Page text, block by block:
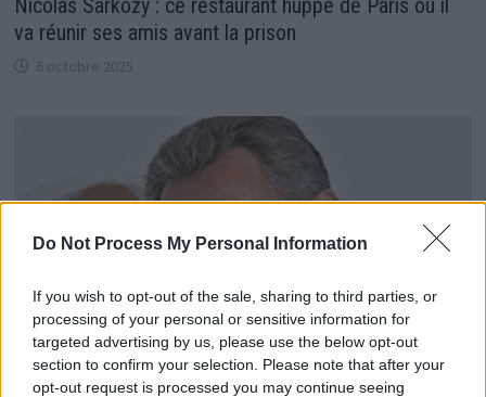
Do Not Process My Personal Information
If you wish to opt-out of the sale, sharing to third parties, or
processing of your personal or sensitive information for
targeted advertising by us, please use the below opt-out
section to confirm your selection. Please note that after your
opt-out request is processed you may continue seeing
va réunir ses amis avant la prison
6 octobre 2025